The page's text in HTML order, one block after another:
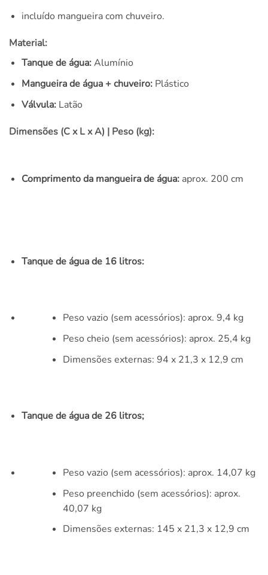
incluído mangueira com chuveiro.
Material:
Tanque de água:Alumínio
Mangueira de água + chuveiro:Plástico
Válvula:Latão
Dimensões (C x L x A) | Peso (kg):
Comprimento da mangueira de água:aprox. 200 cm
Tanque de água de 16 litros:
Peso vazio (sem acessórios): aprox. 9,4 kg
Peso cheio (sem acessórios): aprox. 25,4 kg
Dimensões externas: 94 x 21,3 x 12,9 cm
Tanque de água de 26 litros;
Peso vazio (sem acessórios): aprox. 14,07 kg
Peso preenchido (sem acessórios): aprox.
40,07 kg
Dimensões externas: 145 x 21,3 x 12,9 cm